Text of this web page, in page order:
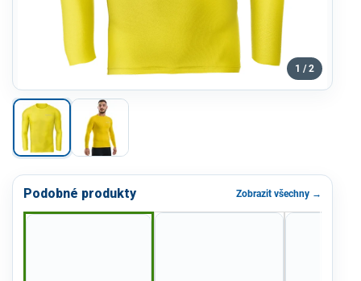
1 / 2
Podobné produkty Zobrazit všechny →